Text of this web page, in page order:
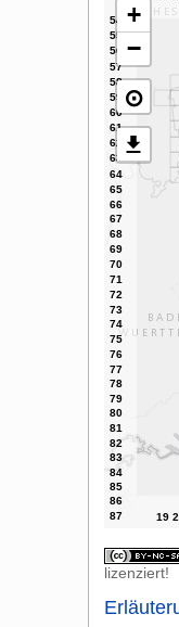
+
−
⊙
lizenziert!